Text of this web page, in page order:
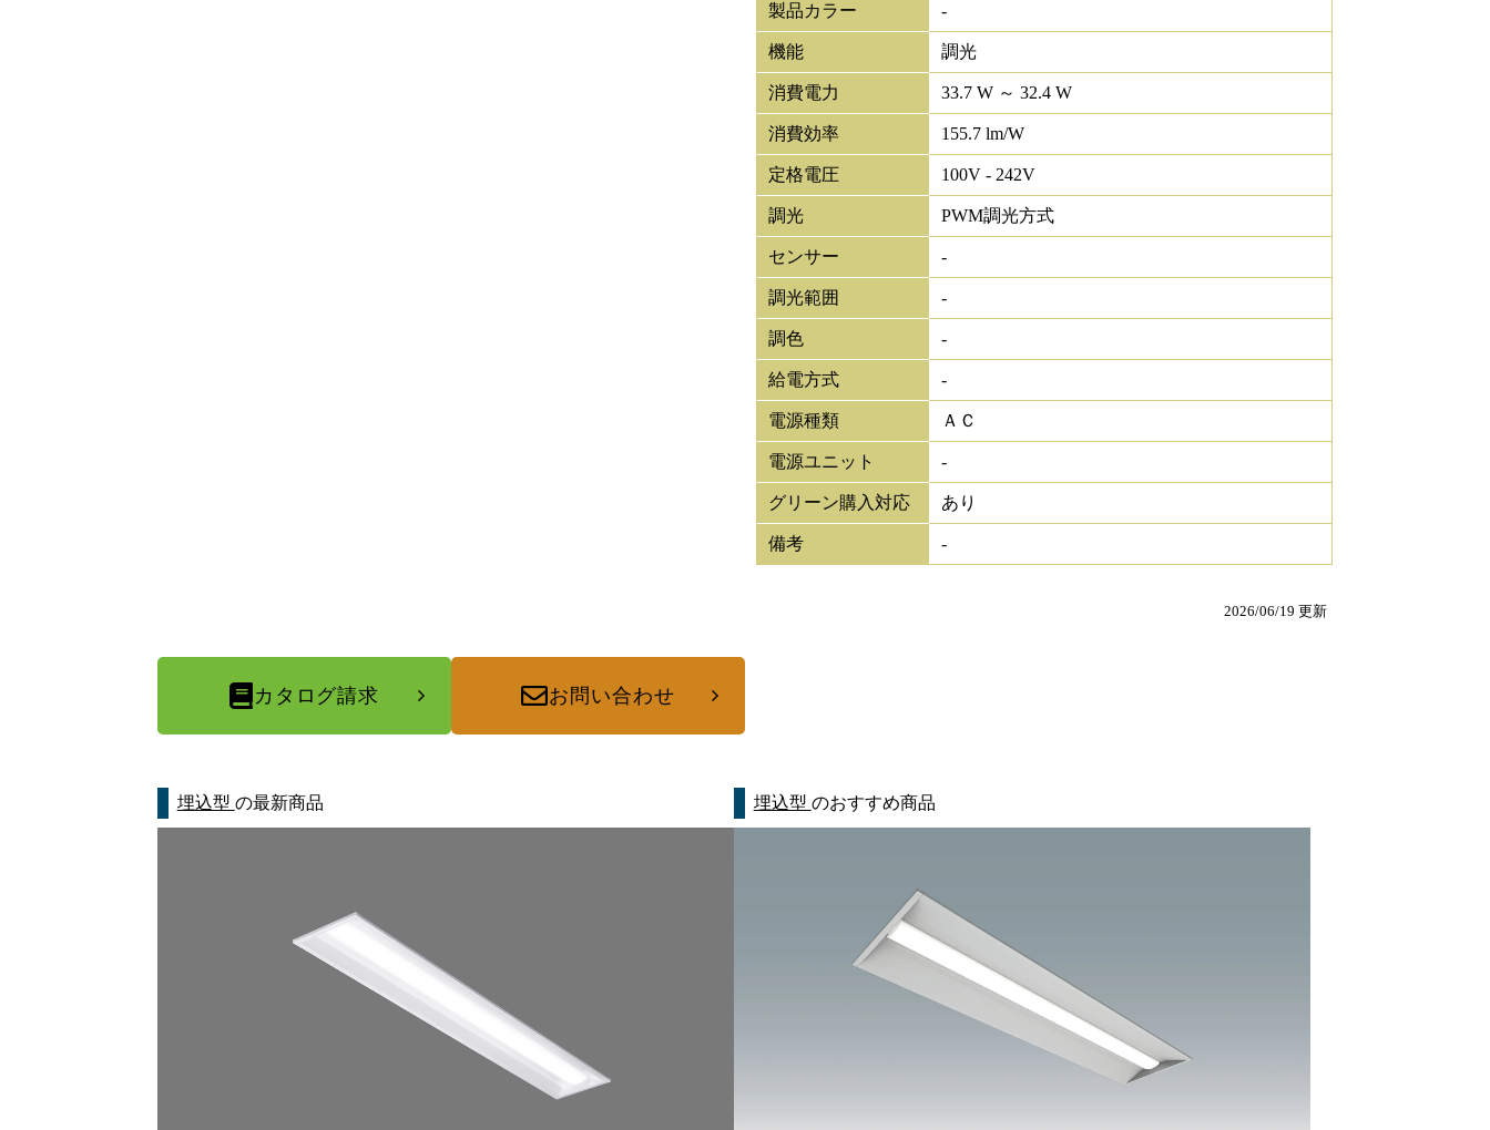
製品カラー -
機能 調光
消費電力 33.7 W ～ 32.4 W
消費効率 155.7 lm/W
定格電圧 100V - 242V
調光 PWM調光方式
センサー -
調光範囲 -
調色 -
給電方式 -
電源種類 ＡＣ
電源ユニット -
グリーン購入対応 あり
備考 -
2026/06/19 更新
カタログ請求 お問い合わせ
埋込型 の最新商品 埋込型 のおすすめ商品